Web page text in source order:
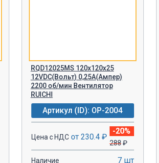
RQD12025MS 120х120x25
12VDС(Вольт) 0,25A(Ампер)
2200 об/мин Вентилятор
RUICHI
Артикул (ID): OP-2004
Цена с НДС от 230.4 ₽
-20%
288₽
Наличие 7 шт